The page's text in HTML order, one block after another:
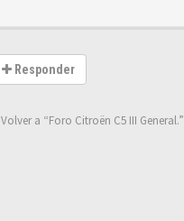
Responder
Volver a “Foro Citroën C5 III General.”